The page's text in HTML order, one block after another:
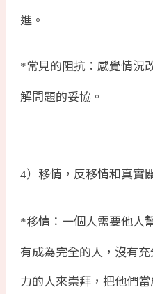
進。
*常見的阻抗：感覺情況
解問題的妥協。
4）移情，反移情和真實
*移情：一個人需要他人
有成為完全的人，沒有
力的人來崇拜，把他們